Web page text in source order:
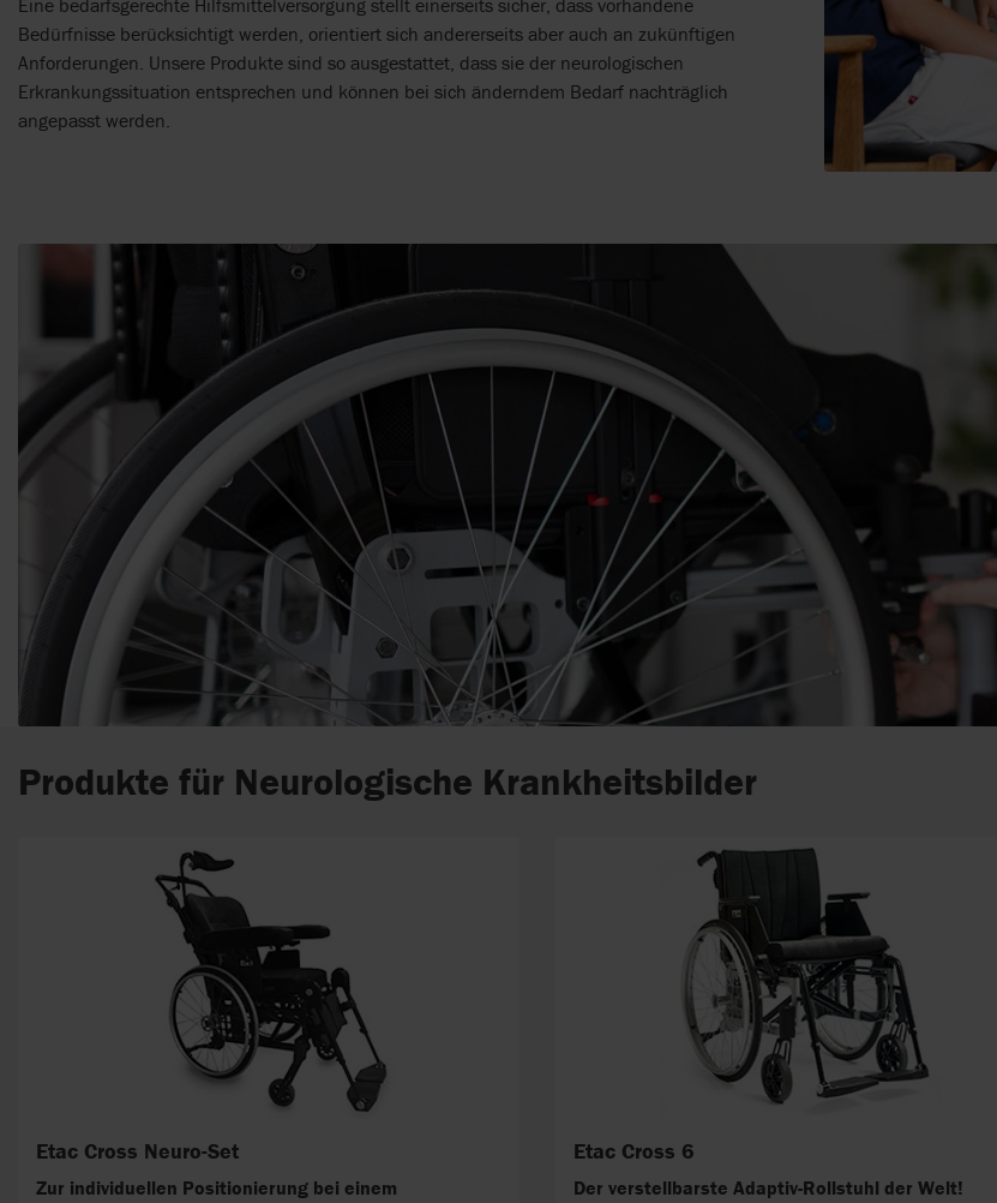
Eine bedarfsgerechte Hilfsmittelversorgung stellt einerseits sicher, dass vorhandene
Bedürfnisse berücksichtigt werden, orientiert sich andererseits aber auch an zukünftigen
Anforderungen. Unsere Produkte sind so ausgestattet, dass sie der neurologischen
Erkrankungssituation entsprechen und können bei sich änderndem Bedarf nachträglich
angepasst werden.
Produkte für Neurologische Krankheitsbilder
Etac Cross Neuro-Set
Zur individuellen Positionierung bei einem
Etac Cross 6
Der verstellbarste Adaptiv-Rollstuhl der Welt!